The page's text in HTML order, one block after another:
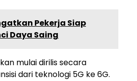
Pekerja Siap
Daya Saing
mulai dirilis secara
dari teknologi 5G ke 6G.